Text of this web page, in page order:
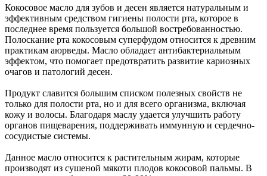
Кокосовое масло для зубов и десен является натуральным и
эффективным средством гигиены полости рта, которое в
последнее время пользуется большой востребованностью.
Полоскание рта кокосовым суперфудом относится к древним
практикам аюрведы. Масло обладает антибактериальным
эффектом, что помогает предотвратить развитие кариозных
очагов и патологий десен.
Продукт славится большим списком полезных свойств не
только для полости рта, но и для всего организма, включая
кожу и волосы. Благодаря маслу удается улучшить работу
органов пищеварения, поддерживать иммунную и сердечно-
сосудистые системы.
Данное масло относится к растительным жирам, которые
производят из сушеной мякоти плодов кокосовой пальмы. В